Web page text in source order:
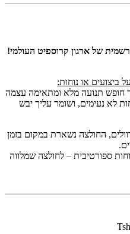
או נוחות:
חופש תנועה מלא ומתאימה עצמה
לא נעימים, ושומר עליך יבש
החולצה נשארת במקום בזמן
ספורטיבית – לחולצה שמלווה